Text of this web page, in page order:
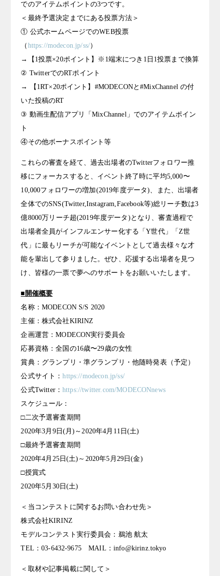
でのアイテムポイントの3つです。
＜最終予選決定までにある投票方法＞
① 公式ホームページでのWEB投票
（ https://modecon.jp/ss/）
→【1投票×20ポイント】※1端末につき1日1投票まで換算
② TwitterでのRTポイント
→ 【1RT×20ポイント】#MODECONと#MixChannel の付
いた投稿のRT
③ 動画生配信アプリ「MixChannel」でのアイテムポイン
ト
④その他ボーナスポイント等
これらの審査を経て、過去出場者のTwitterフォロワー推
移にフォーカスすると、イベント終了時に平均5,000〜
10,000フォロワーの増加(2019年度データ)、また、出場者
全体でのSNS(Twitter,Instagram,Facebook等)総リーチ数は3
億8000万リーチ超(2019年度データ)となり、審査過程で
出場者全員がインフルエンサー化する「Y世代」「Z世
代」に最もリーチが可能なイベントとして過去様々な才
能を輩出して参りました。ぜひ、応援する出場者を見つ
け、皆様の一票で夢へのサポートをお願いいたします。
■開催概要
名称：MODECON S/S 2020
主催：株式会社KIRINZ
企画運営：MODECON実行委員会
応募資格：全国の16歳〜29歳の女性
賞典：グランプリ・準グランプリ・他随時発表（予定）
公式サイト：https://modecon.jp/ss/
公式Twitter：https://twitter.com/MODECONnews
スケジュール：
□二次予選審査期間
2020年3月9日(月)～2020年4月11日(土)
□最終予選審査期間
2020年4月25日(土)～2020年5月29日(金)
□授賞式
2020年5月30日(土)
＜当コンテストに関するお問い合わせ先＞
株式会社KIRINZ
モデルコンテスト実行委員会：鵜池 航太
TEL：03-6432-9675 MAIL：info@kirinz.tokyo
＜取材や記事掲載に関して＞